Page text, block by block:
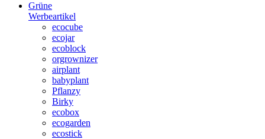
Grüne
Werbeartikel
ecocube
ecojar
ecoblock
orgrownizer
airplant
babyplant
Pflanzy
Birky
ecobox
ecogarden
ecostick